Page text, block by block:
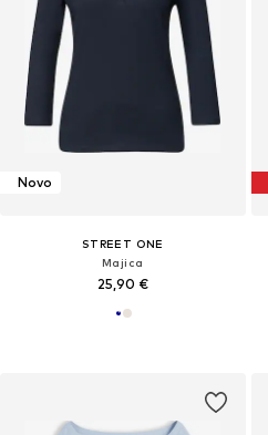
Novo
STREET ONE
Majica
25,90 €